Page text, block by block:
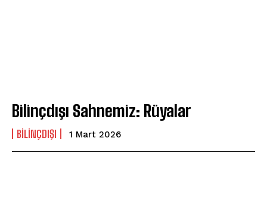
Bilinçdışı Sahnemiz: Rüyalar
BILINÇDIŞI 1 Mart 2026